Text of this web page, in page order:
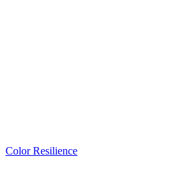
Color Resilience